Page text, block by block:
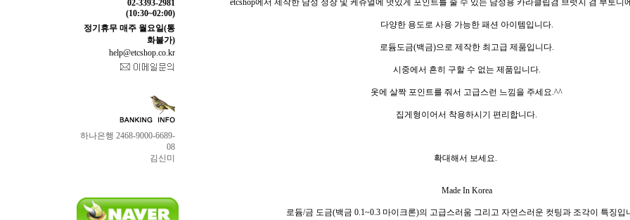
02-3393-2981
(10:30~02:00)
정기휴무 매주 월요일(통
화불가)
help@etcshop.co.kr
하나은행 2468-9000-6689-
08
김신미
etcshop에서 제작한 남성 정장 및 케쥬얼에 멋있게 포인트를 줄 수 있는 남성용 카라클립겸 브럿지 겸 부토니
다양한 용도로 사용 가능한 패션 아이템입니다.
로듐도금(백금)으로 제작한 최고급 제품입니다.
시중에서 흔히 구할 수 없는 제품입니다.
옷에 살짝 포인트를 줘서 고급스런 느낌을 주세요.^^
집게형이어서 착용하시기 편리합니다.
확대해서 보세요.
Made In Korea
로듐/금 도금(백금 0.1~0.3 마이크론)의 고급스러움 그리고 자연스러운 컷팅과 조각이 특징입